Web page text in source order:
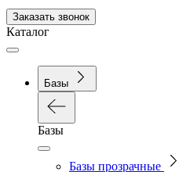
Заказать звонок
Каталог
Базы
Базы
Базы прозрачные